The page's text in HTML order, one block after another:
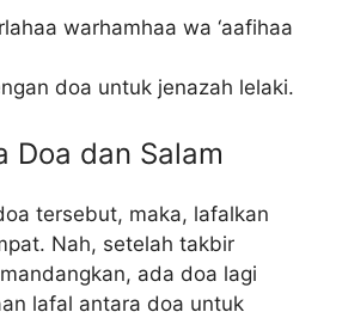
warhamhaa wa ‘aafihaa
doa untuk jenazah lelaki.
Doa dan Salam
tersebut, maka, lafalkan
Nah, setelah takbir
ada doa lagi
lafal antara doa untuk